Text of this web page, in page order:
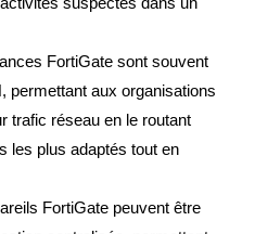
FortiGate sont souvent
permettant aux organisations
trafic réseau en le routant
les plus adaptés tout en
FortiGate peuvent être